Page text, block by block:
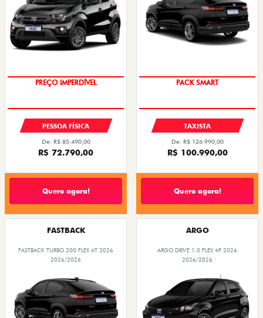
SUPER DESCONTO
PESSOA FÍSICA
De: R$ 85.490,00
R$ 72.790,00
Quero agora!
PACK SMART
TAXISTA
De: R$ 126.990,00
R$ 100.990,00
Quero agora!
FASTBACK
FASTBACK TURBO 200 FLEX AT 2026
2026/2026
ARGO
ARGO DRIVE 1.0 FLEX 4P 2026
2026/2026